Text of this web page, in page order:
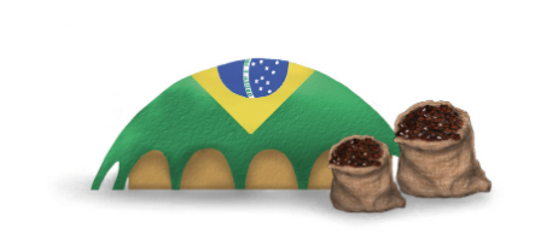
Ministério do Meio Ambiente
Ministério do Turismo
Ministério do Desenvolvimento Regional